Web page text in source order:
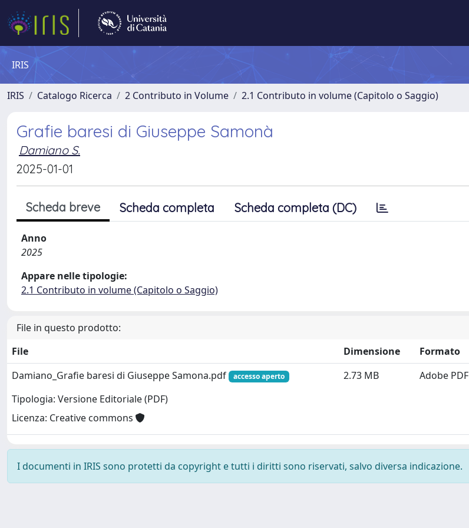
IRIS
IRIS Catalogo Ricerca 2 Contributo in Volume 2.1 Contributo in volume (Capitolo o Saggio)
Grafie baresi di Giuseppe Samonà
Damiano S.
2025-01-01
Scheda breve Scheda completa Scheda completa (DC)
Anno
2025
Appare nelle tipologie:
2.1 Contributo in volume (Capitolo o Saggio)
File in questo prodotto:
File
Dimensione
Formato
Damiano_Grafie baresi di Giuseppe Samona.pdf
accesso aperto
Tipologia: Versione Editoriale (PDF)
Licenza: Creative commons
2.73 MB Adobe PDF
I documenti in IRIS sono protetti da copyright e tutti i diritti sono riservati, salvo diversa indicazione.